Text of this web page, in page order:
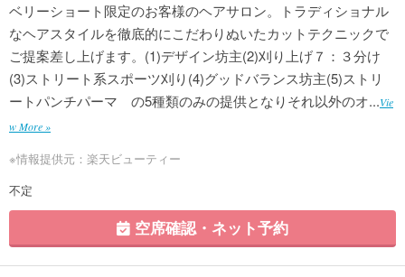
ベリーショート限定のお客様のヘアサロン。トラディショナル
なヘアスタイルを徹底的にこだわりぬいたカットテクニックで
ご提案差し上げます。(1)デザイン坊主(2)刈り上げ７：３分け
(3)ストリート系スポーツ刈り(4)グッドバランス坊主(5)ストリ
ートパンチパーマ の5種類のみの提供となりそれ以外のオ...Vie
w More »
※情報提供元：楽天ビューティー
不定
空席確認・ネット予約